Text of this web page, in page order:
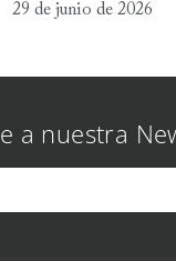
29 de junio de 2026
a nuestra